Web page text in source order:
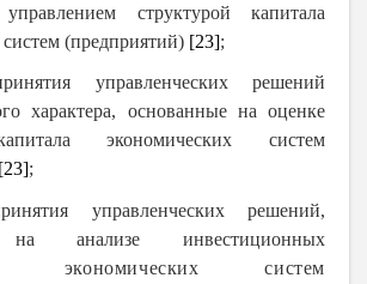
структурой капитала
(предприятий) [23];
управленческих решений
характера, основанные на оценке
экономических систем
[23];
управленческих решений,
на анализе инвестиционных
экономических
систем